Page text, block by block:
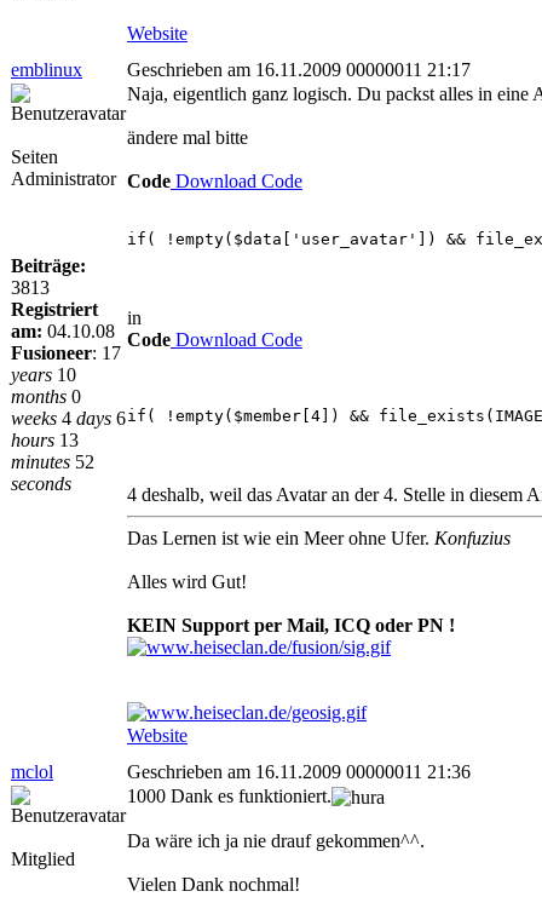
Website
emblinux
Geschrieben am 16.11.2009 00000011 21:17
Seiten
Administrator
Beiträge:
3813
Registriert
am: 04.10.08
Fusioneer: 17
years 10
months 0
weeks 4 days 6
hours 13
minutes 52
seconds
Naja, eigentlich ganz logisch. Du packst alles in eine
ändere mal bitte
Code Download Code
if( !empty($data['user_avatar']) &&
in
Code Download Code
if( !empty($member[4]) &&
4 deshalb, weil das Avatar an der 4. Stelle in diesem
Das Lernen ist wie ein Meer ohne Ufer. Konfuzius
Alles wird Gut!
KEIN Support per Mail, ICQ oder PN !
Website
mclol
Geschrieben am 16.11.2009 00000011 21:36
Mitglied
1000 Dank es funktioniert.
Da wäre ich ja nie drauf gekommen^^.
Vielen Dank nochmal!